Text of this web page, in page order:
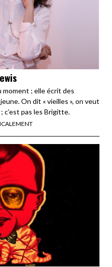
moment ; elle écrit des
On dit « vieilles », on veut
c’est pas les Brigitte.